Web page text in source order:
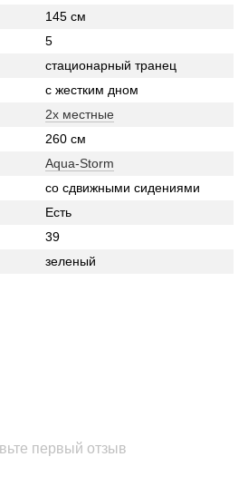
145 см
5
стационарный транец
с жестким дном
2х местные
260 см
Aqua-Storm
со сдвижными сидениями
Есть
39
зеленый
первый отзыв